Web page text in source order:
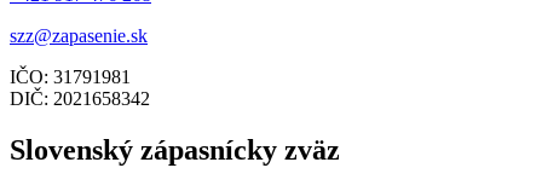
szz@zapasenie.sk
IČO: 31791981
DIČ: 2021658342
Slovenský zápasnícky zväz